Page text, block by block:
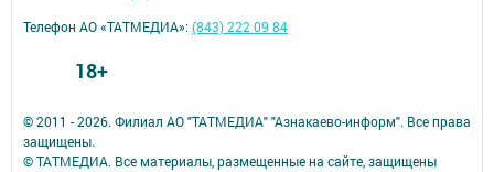
© 2011 - 2026. Филиал АО "ТАТМЕДИА" "Азнакаево-информ". Все права
защищены.
© ТАТМЕДИА. Все материалы, размещенные на сайте, защищены
Телефон АО «ТАТМЕДИА»:(843) 222 09 84
18+